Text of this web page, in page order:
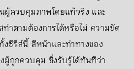
ผู้ควบคุมภาพโดยแท้จริง และ
าตามต้องการได้หรือไม่ ความขัด
ซีรีส์นี้ สีหน้าและท่าทางของ
ถูกควบคุม ซึ่งรับรู้ได้ทันทีว่า